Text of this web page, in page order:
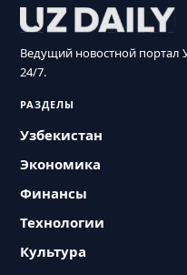
Ведущий новостной портал
24/7.
РАЗДЕЛЫ
Узбекистан
Экономика
Финансы
Технологии
Культура